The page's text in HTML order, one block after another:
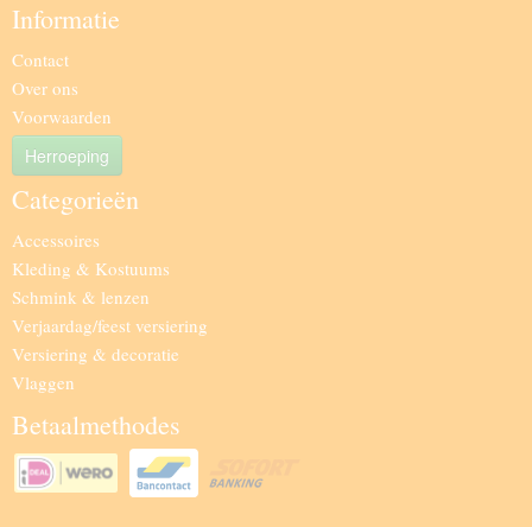
Informatie
Contact
Over ons
Voorwaarden
Herroeping
Categorieën
Accessoires
Kleding & Kostuums
Schmink & lenzen
Verjaardag/feest versiering
Versiering & decoratie
Vlaggen
Betaalmethodes